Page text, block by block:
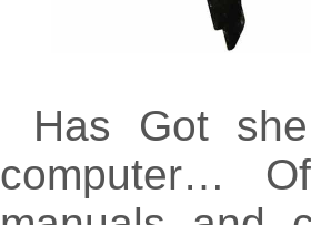
Has Got
computer…